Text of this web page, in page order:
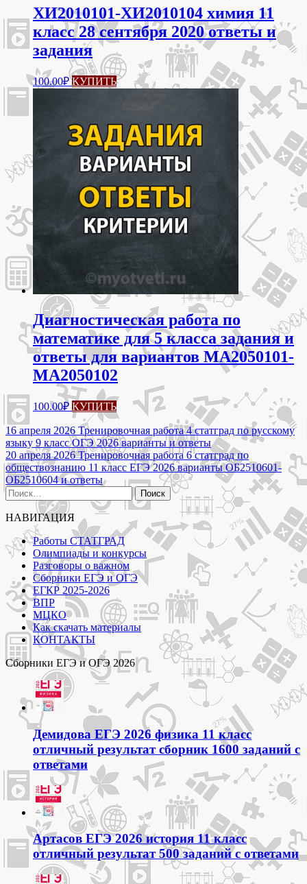
ХИ2010101-ХИ2010104 химия 11
класс 28 сентября 2020 ответы и
задания
100.00₽ КУПИТЬ
Диагностическая работа по
математике для 5 класса задания и
ответы для вариантов МА2050101-
МА2050102
100.00₽ КУПИТЬ
Навигация
по
записям
16 апреля 2026 Тренировочная работа 4 статград по русскому
языку 9 класс ОГЭ 2026 варианты и ответы
20 апреля 2026 Тренировочная работа 6 статград по
обществознанию 11 класс ЕГЭ 2026 варианты ОБ2510601-
ОБ2510604 и ответы
Найти:
НАВИГАЦИЯ
Работы СТАТГРАД
Олимпиады и конкурсы
Разговоры о важном
Сборники ЕГЭ и ОГЭ
ЕГКР 2025-2026
ВПР
МЦКО
Как скачать материалы
КОНТАКТЫ
Сборники ЕГЭ и ОГЭ 2026
Демидова ЕГЭ 2026 физика 11 класс
отличный результат сборник 1600 заданий с
ответами
Артасов ЕГЭ 2026 история 11 класс
отличный результат 500 заданий с ответами